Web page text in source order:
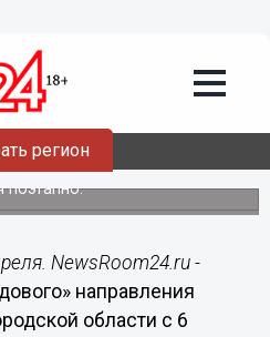
регион
запустят в
с 6 апреля
поэтапно.
NewsRoom24.ru -
направления
области с 6